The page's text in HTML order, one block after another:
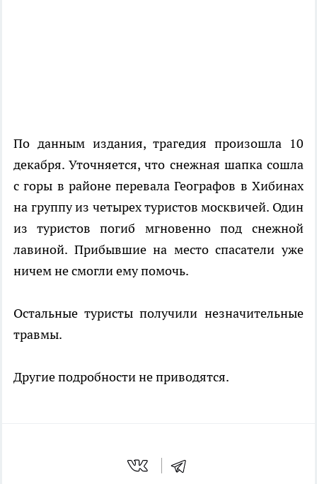
По данным издания, трагедия произошла 10
декабря. Уточняется, что снежная шапка сошла
с горы в районе перевала Географов в Хибинах
на группу из четырех туристов москвичей. Один
из туристов погиб мгновенно под снежной
лавиной. Прибывшие на место спасатели уже
ничем не смогли ему помочь.
Остальные туристы получили незначительные
травмы.
Другие подробности не приводятся.